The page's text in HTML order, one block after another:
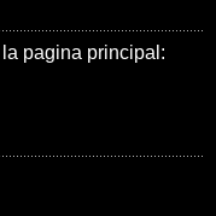
pagina principal: